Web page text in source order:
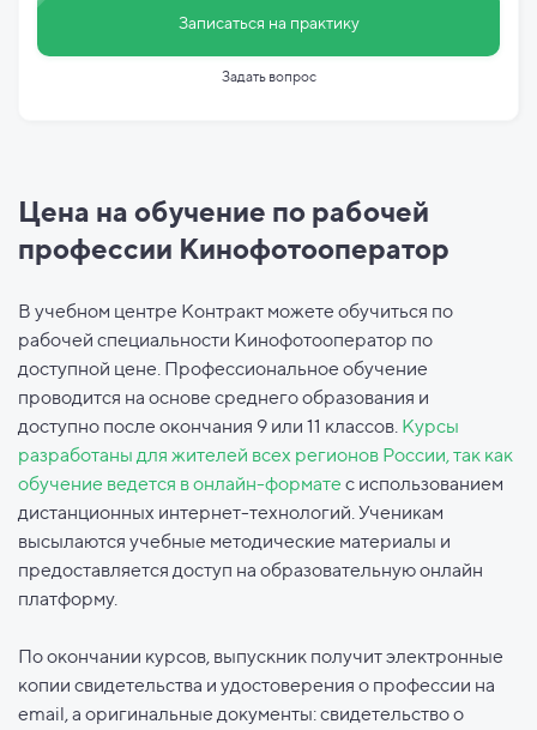
Записаться на практику
Задать вопрос
Цена на обучение по рабочей
профессии Кинофотооператор
В учебном центре Контракт можете обучиться по
рабочей специальности Кинофотооператор по
доступной цене. Профессиональное обучение
проводится на основе среднего образования и
доступно после окончания 9 или 11 классов. Курсы
разработаны для жителей всех регионов России, так как
обучение ведется в онлайн-формате с использованием
дистанционных интернет-технологий. Ученикам
высылаются учебные методические материалы и
предоставляется доступ на образовательную онлайн
платформу.
По окончании курсов, выпускник получит электронные
копии свидетельства и удостоверения о профессии на
email, а оригинальные документы: свидетельство о